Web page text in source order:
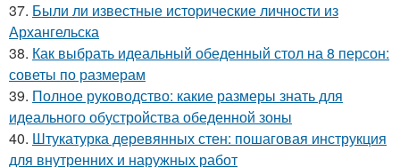
37. Были ли известные исторические личности из
Архангельска
38. Как выбрать идеальный обеденный стол на 8 персон:
советы по размерам
39. Полное руководство: какие размеры знать для
идеального обустройства обеденной зоны
40. Штукатурка деревянных стен: пошаговая инструкция
для внутренних и наружных работ